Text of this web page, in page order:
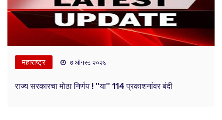
महाराष्ट्र ७ ऑगस्ट २०२६
राज्य सरकारचा मोठा निर्णय ! ''या'' 114 प्रकाशनांवर बंदी